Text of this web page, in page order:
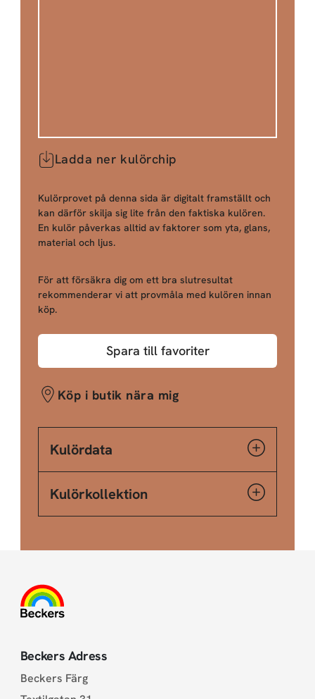
Ladda ner kulörchip
Kulörprovet på denna sida är digitalt framställt och
kan därför skilja sig lite från den faktiska kulören.
En kulör påverkas alltid av faktorer som yta, glans,
material och ljus.
För att försäkra dig om ett bra slutresultat
rekommenderar vi att provmåla med kulören innan
köp.
Spara till favoriter
Köp i butik nära mig
Kulördata
Kulörkollektion
Beckers Adress
Beckers Färg